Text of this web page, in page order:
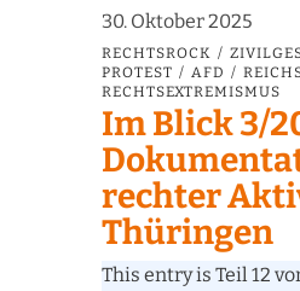
30. Oktober 2025
RECHTSROCK
PROTEST
AFD
RECHTSEXTREMISMUS
Im Blick 3/
rechter
Thüringen
This entry is Teil 12